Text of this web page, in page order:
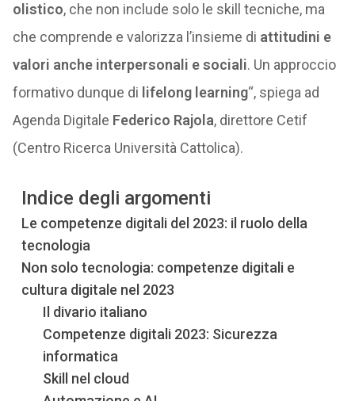
olistico, che non include solo le skill tecniche, ma
che comprende e valorizza l’insieme di attitudini e
valori anche interpersonali e sociali. Un approccio
formativo dunque di lifelong learning“, spiega ad
Agenda Digitale Federico Rajola, direttore Cetif
(Centro Ricerca Università Cattolica).
Indice degli argomenti
Le competenze digitali del 2023: il ruolo della
tecnologia
Non solo tecnologia: competenze digitali e
cultura digitale nel 2023
Il divario italiano
Competenze digitali 2023: Sicurezza
informatica
Skill nel cloud